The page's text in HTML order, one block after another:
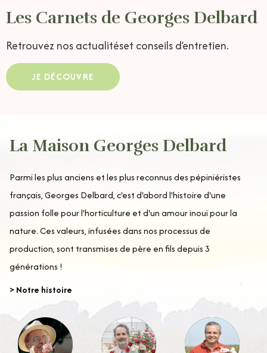
Les Carnets de Georges Delbard
Retrouvez nos actualitéset conseils d’entretien.
JE DÉCOUVRE
La Maison Georges Delbard
Parmi les plus anciens et les plus reconnus des pépiniéristes
français, Georges Delbard, c'est d'abord l'histoire d'une
passion folle pour l'horticulture et d'un amour inouï pour la
nature. Ces valeurs, infusées dans nos processus de
production, sont transmises de père en fils depuis 3
générations !
> Notre histoire